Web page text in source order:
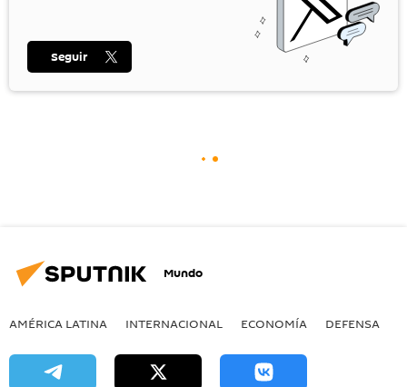
Seguir
Mundo
AMÉRICA LATINA INTERNACIONAL ECONOMÍA DEFENSA